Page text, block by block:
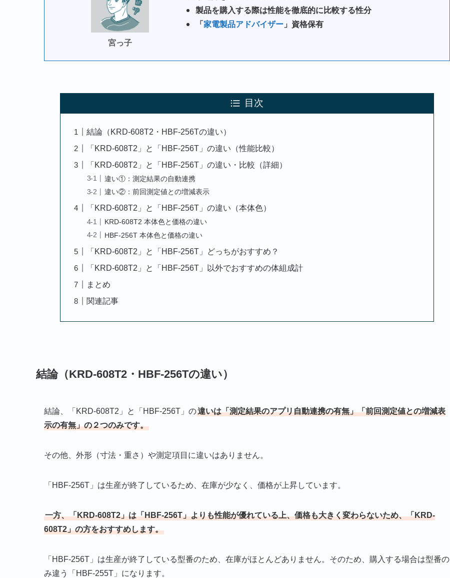
宮っ子
製品を購入する際は性能を徹底的に比較する性分
「 家電製品アドバイザー」資格保有
目次
結論（KRD-608T2・HBF-256Tの違い）
「KRD-608T2」と「HBF-256T」の違い（性能比較）
「KRD-608T2」と「HBF-256T」の違い・比較（詳細）
違い①：測定結果の自動連携
違い②：前回測定値との増減表示
「KRD-608T2」と「HBF-256T」の違い（本体色）
KRD-608T2 本体色と価格の違い
HBF-256T 本体色と価格の違い
「KRD-608T2」と「HBF-256T」どっちがおすすめ？
「KRD-608T2」と「HBF-256T」以外でおすすめの体組成計
まとめ
関連記事
結論（KRD-608T2・HBF-256Tの違い）
結論、「‎KRD-608T2」と「HBF-256T」の違いは「測定結果のアプリ自動連携の有無」「前回測定値との増減表
示の有無」の２つのみです。
その他、外形（寸法・重さ）や測定項目に違いはありません。
「HBF-256T」は生産が終了しているため、在庫が少なく、価格が上昇しています。
一方、「KRD-608T2」は「HBF-256T」よりも性能が優れている上、価格も大きく変わらないため、「KRD-
608T2」の方をおすすめします。
「HBF-256T」は生産が終了している型番のため、在庫がほとんどありません。そのため、購入する場合は型番の
み違う「HBF-255T」になります。